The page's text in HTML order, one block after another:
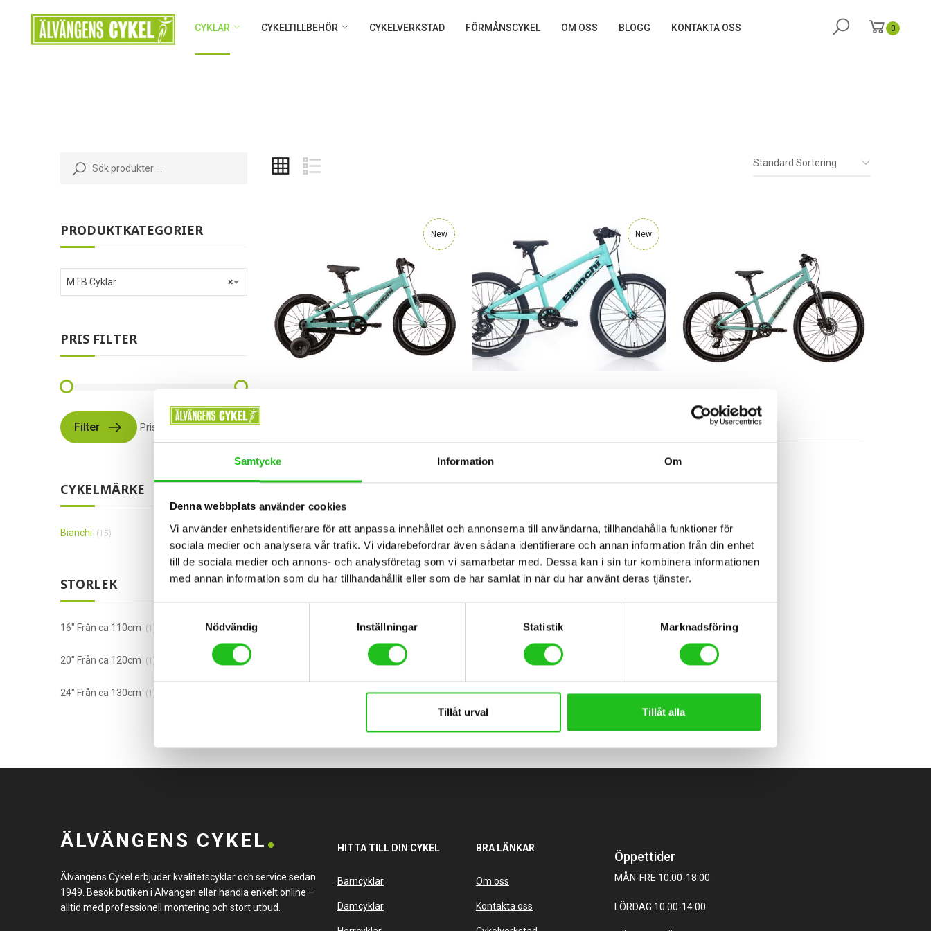
Samtycke Information Om
Denna webbplats använder cookies
Vi använder enhetsidentifierare för att anpassa innehållet och annonserna till användarna, tillhandahålla funktioner för
sociala medier och analysera vår trafik. Vi vidarebefordrar även sådana identifierare och annan information från din enhet
till de sociala medier och annons- och analysföretag som vi samarbetar med. Dessa kan i sin tur kombinera informationen
med annan information som du har tillhandahållit eller som de har samlat in när du har använt deras tjänster.
Nödvändig
Inställningar Statistik Marknadsföring
Tillåt urval Tillåt alla
CYKLAR CYKELTILLBEHÖR CYKELVERKSTAD FÖRMÅNSCYKEL OM OSS BLOGG KONTAKTA OSS 0
PRODUKTKATEGORIER
×
MTB Cyklar
PRIS FILTER
Filter Pris: 4 499 kr—47 999 kr
CYKELMÄRKE
Bianchi (15)
STORLEK
16" Från ca 110cm (1)
20" Från ca 120cm (1)
24" Från ca 130cm (1)
Standard Sortering
New
Bianchi XR16
4 499,00kr
New
Bianchi XR20
5 499,00kr
Orbea Cyklar
6 299,00kr
ÄLVÄNGENS CYKEL
Älvängens Cykel erbjuder kvalitetscyklar och service sedan
1949. Besök butiken i Älvängen eller handla enkelt online –
alltid med professionell montering och stort utbud.
HITTA TILL DIN CYKEL
Barncyklar
Damcyklar
BRA LÄNKAR
Om oss
Kontakta oss
Öppettider
MÅN-FRE 10:00-18:00
LÖRDAG 10:00-14:00